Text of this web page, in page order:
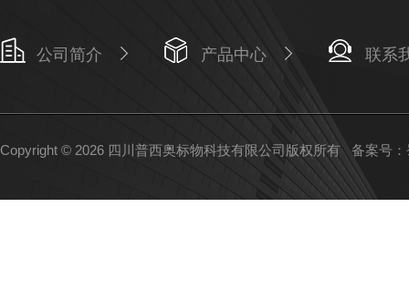
公司简介 产品中心 联系
Copyright © 2026 四川普西奥标物科技有限公司版权所有 备案号：